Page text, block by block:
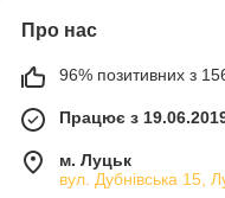
Про нас
96% позитивних з 156
Працює з
м. Луцьк
вул. Дубнівська 15,